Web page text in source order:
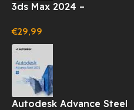
3ds Max 2024 –
LICENZA 1 ANNO
(WINDOWS)
€29,99
Autodesk Advance Steel